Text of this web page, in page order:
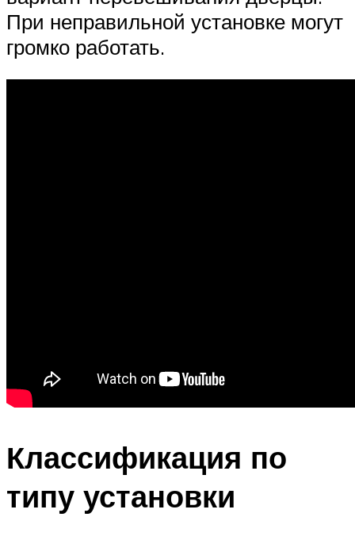
При неправильной установке могут
громко работать.
Классификация по
типу установки